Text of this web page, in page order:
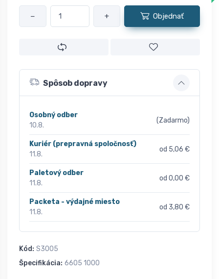
− + Objednať
Spôsob dopravy
Osobný odber
10.8.
(Zadarmo)
Kuriér (prepravná spoločnosť)
11.8.
od 5,06 €
Paletový odber
11.8.
od 0,00 €
Packeta - výdajné miesto
11.8.
od 3,80 €
Kód: S3005
Špecifikácia: 6605 1000